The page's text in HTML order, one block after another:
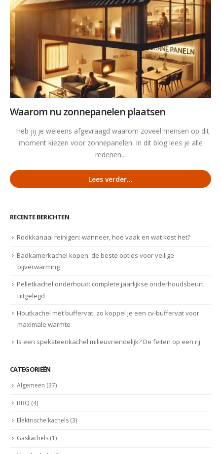
Waarom nu zonnepanelen plaatsen
Heb jij je weleens afgevraagd waarom zoveel mensen op dit
moment kiezen voor zonnepanelen. In dit blog lees je alle
redenen...
Lees verder...
RECENTE BERICHTEN
Rookkanaal reinigen: wanneer, hoe vaak en wat kost het?
Badkamerkachel kopen: de beste opties voor veilige
bijverwarming
Pelletkachel onderhoud: complete jaarlijkse onderhoudsbeurt
uitgelegd
Houtkachel met buffervat: zo koppel je een cv-buffervat voor
maximale warmte
Is een speksteenkachel milieuvriendelijk? De feiten op een rij
CATEGORIEËN
Algemeen (37)
BBQ (4)
Elektrische kachels (3)
Gaskachels (1)